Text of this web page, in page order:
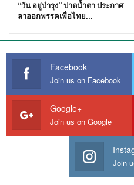
“วัน อยู่บำรุง” ปาดน้ำตา ประกาศ
ลาออกพรรคเพื่อไทย…
Facebook
Join us on Facebook
Google+
Join us on Google
Join